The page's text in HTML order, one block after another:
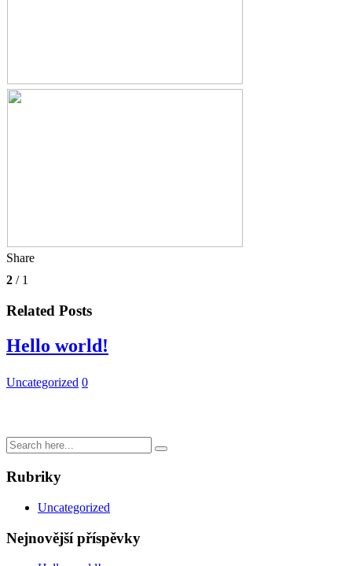
Share
2 / 1
Related Posts
Hello world!
Uncategorized 0
Rubriky
Uncategorized
Nejnovější příspěvky